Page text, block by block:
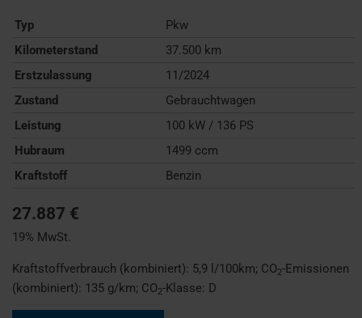
Typ
Pkw
Kilometerstand
37.500 km
Erstzulassung
11/2024
Zustand
Gebrauchtwagen
Leistung
100 kW / 136 PS
Hubraum
1499 ccm
Kraftstoff
Benzin
27.887 €
19% MwSt.
Kraftstoffverbrauch (kombiniert): 5,9 l/100km; CO2-Emissionen
(kombiniert): 135 g/km; CO2-Klasse: D